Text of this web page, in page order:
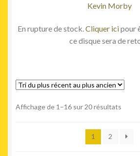
Kevin Morby
En rupture de stock.Cliquer icipour
ce disque sera de
Affichage de 1–16 sur 20 résultats
récent
1 2